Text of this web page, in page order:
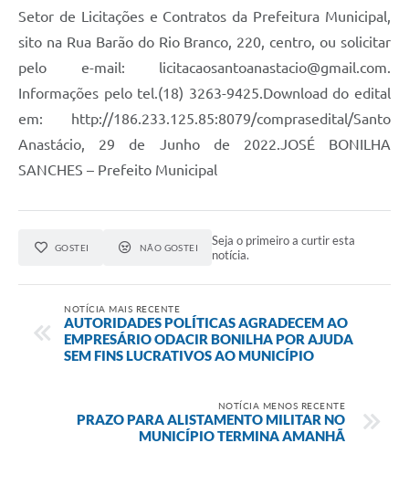
Setor de Licitações e Contratos da Prefeitura Municipal,
sito na Rua Barão do Rio Branco, 220, centro, ou solicitar
pelo e-mail: licitacaosantoanastacio@gmail.com.
Informações pelo tel.(18) 3263-9425.Download do edital
em: http://186.233.125.85:8079/comprasedital/Santo
Anastácio, 29 de Junho de 2022.JOSÉ BONILHA
SANCHES – Prefeito Municipal
GOSTEI NÃO GOSTEI
Seja o primeiro a curtir esta
notícia.
NOTÍCIA MAIS RECENTE
AUTORIDADES POLÍTICAS AGRADECEM AO
EMPRESÁRIO ODACIR BONILHA POR AJUDA
SEM FINS LUCRATIVOS AO MUNICÍPIO
NOTÍCIA MENOS RECENTE
PRAZO PARA ALISTAMENTO MILITAR NO
MUNICÍPIO TERMINA AMANHÃ